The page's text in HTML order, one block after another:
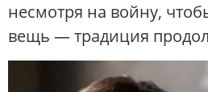
несмотря на войну,
вещь — традиция